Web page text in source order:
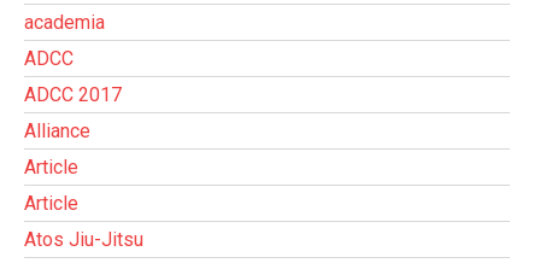
academia
ADCC
ADCC 2017
Alliance
Article
Article
Atos Jiu-Jitsu